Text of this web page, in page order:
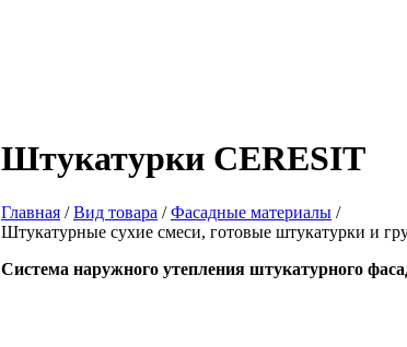
Штукатурки CERESIT
Главная /Вид товара /Фасадные материалы /
Штукатурные сухие смеси, готовые штукатурки и
Система наружного утепления штукатурного